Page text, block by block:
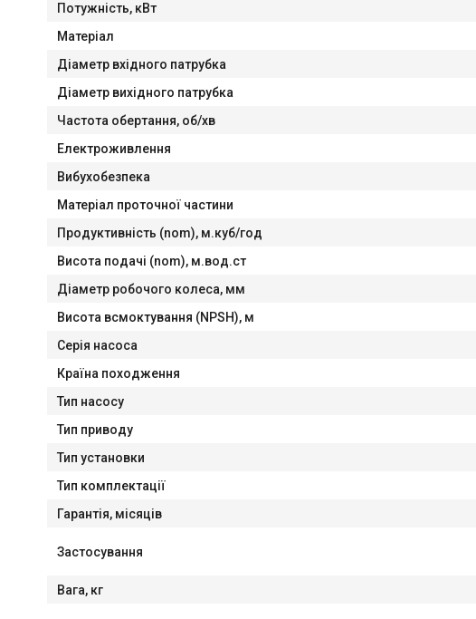
Потужність, кВт
Матеріал
Діaметр вхідного патрубка
Діаметр вихідного патрубка
Частота обертання, об/хв
Електроживлення
Вибухобезпека
Матеріал проточної частини
Продуктивність (nom), м.куб/год
Висота подачі (nom), м.вод.ст
Діаметр робочого колеса, мм
Висота всмоктування (NPSH), м
Серія насоса
Країна походження
Тип насосу
Тип приводу
Тип установки
Тип комплектації
Гарантія, місяців
Застосування
Вага, кг